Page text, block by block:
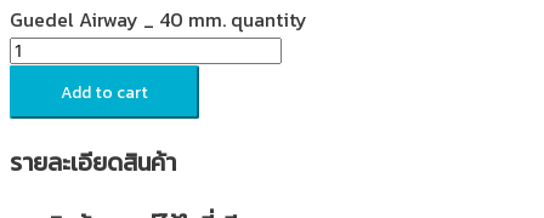
Guedel Airway _ 40 mm. quantity
Add to cart
รายละเอียดสินค้า